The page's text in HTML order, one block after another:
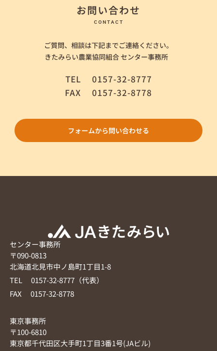
お問い合わせ
CONTACT
ご質問、相談は下記までご連絡ください。
きたみらい農業協同組合 センター事務所
TEL 0157-32-8777
FAX 0157-32-8778
フォームから問い合わせる
センター事務所
〒090-0813
北海道北見市中ノ島町1丁目1-8
TEL 0157-32-8777（代表）
FAX 0157-32-8778
東京事務所
〒100-6810
東京都千代田区大手町1丁目3番1号(JAビル)